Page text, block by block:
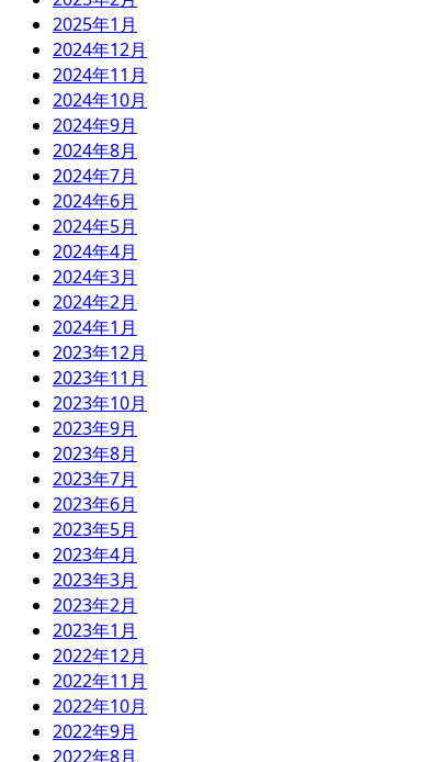
2025年1月
2024年12月
2024年11月
2024年10月
2024年9月
2024年8月
2024年7月
2024年6月
2024年5月
2024年4月
2024年3月
2024年2月
2024年1月
2023年12月
2023年11月
2023年10月
2023年9月
2023年8月
2023年7月
2023年6月
2023年5月
2023年4月
2023年3月
2023年2月
2023年1月
2022年12月
2022年11月
2022年10月
2022年9月
2022年8月